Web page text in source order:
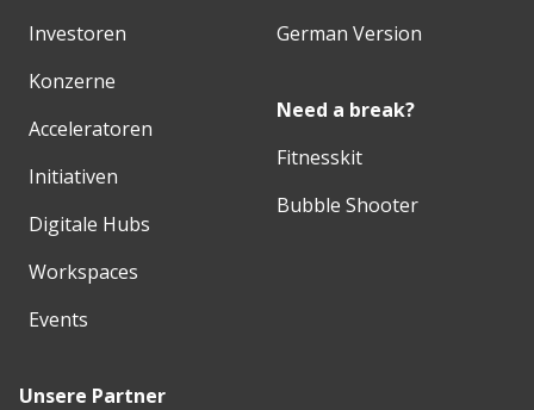
Investoren
Konzerne
Acceleratoren
Initiativen
Digitale Hubs
Workspaces
Events
German Version
Need a break?
Fitnesskit
Bubble Shooter
Unsere Partner